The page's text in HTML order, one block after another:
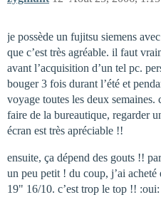
je possède un fujitsu siemens
que c’est très agréable. il faut
avant l’acquisition d’un tel pc.
bouger 3 fois durant l’été et
voyage toutes les deux semaines.
faire de la bureautique, regarder
écran est très apréciable !!
ensuite, ça dépend des gouts !!
un peu petit ! du coup, j’ai
19" 16/10. c’est trop le top !! :oui: